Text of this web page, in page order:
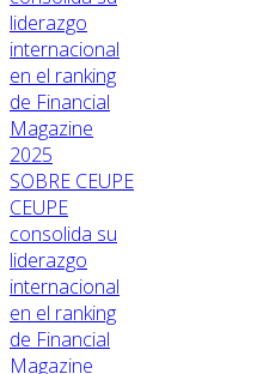
SOBRE CEUPE
CEUPE
consolida su
liderazgo
internacional
en el ranking
de Financial
Magazine